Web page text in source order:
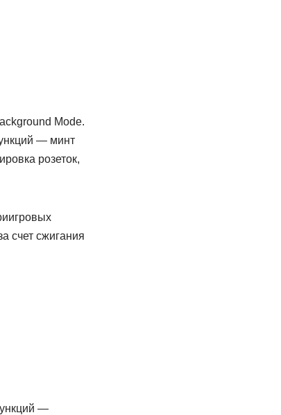
Mode.
— минт
розеток,
счет сжигания
—